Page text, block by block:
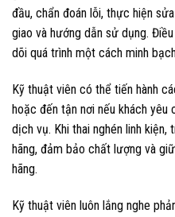
đầu, chẩn đoán lỗi, thực hiện
giao và hướng dẫn sử dụng.
dõi quá trình một cách minh
Kỹ thuật viên có thể tiến hành
hoặc đến tận nơi nếu khách
dịch vụ. Khi thai nghén linh
hãng, đảm bảo chất lượng và
hãng.
Kỹ thuật viên luôn lắng nghe